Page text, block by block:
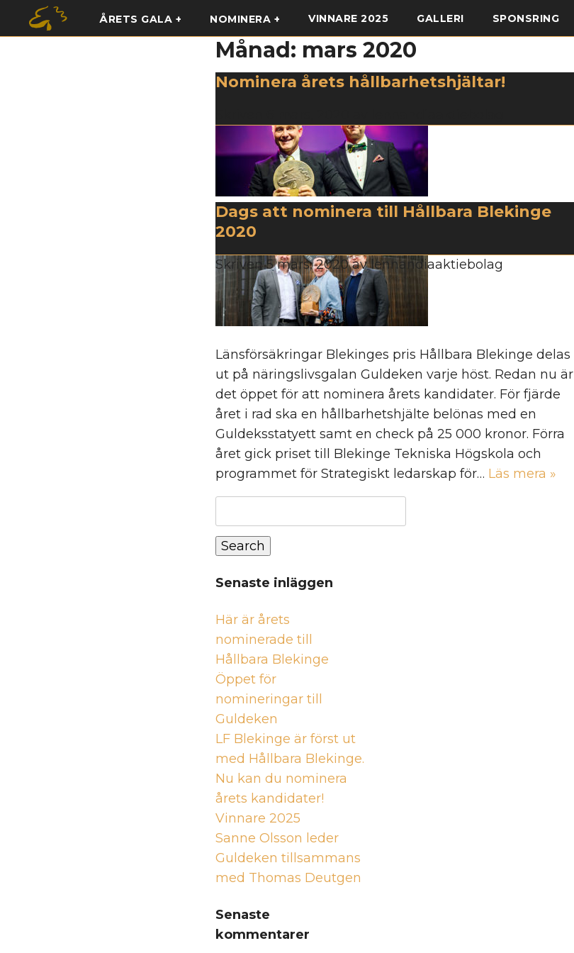
ÅRETS GALA NOMINERA VINNARE 2025 GALLERI SPONSRING
Månad: mars 2020
Nominera årets hållbarhetshjältar!
Dags att nominera till Hållbara Blekinge
2020
Skriven5 mars, 2020 av lennandiaaktiebolag
Länsförsäkringar Blekinges pris Hållbara Blekinge delas
ut på näringslivsgalan Guldeken varje höst. Redan nu är
det öppet för att nominera årets kandidater. För fjärde
året i rad ska en hållbarhetshjälte belönas med en
Guldeksstatyett samt en check på 25 000 kronor. Förra
året gick priset till Blekinge Tekniska Högskola och
programmet för Strategiskt ledarskap för… Läs mera »
efter:
Search
Senaste inläggen
Här är årets
nominerade till
Hållbara Blekinge
Öppet för
nomineringar till
Guldeken
LF Blekinge är först ut
med Hållbara Blekinge.
Nu kan du nominera
årets kandidater!
Vinnare 2025
Sanne Olsson leder
Guldeken tillsammans
med Thomas Deutgen
Senaste
kommentarer